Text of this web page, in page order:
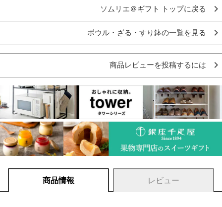
ソムリエ＠ギフト トップに戻る
ボウル・ざる・すり鉢の一覧を見る
商品レビューを投稿するには
商品情報 レビュー